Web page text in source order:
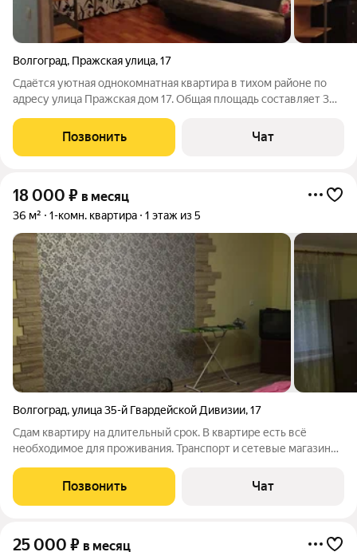
Волгоград, Пражская улица,17
Сдаётся уютная однокомнатная квартира в тихом районе по
адресу улица Пражская дом 17. Общая площадь составляет 30
построенного в 1964 году. Высота потолков 2.5 метра, а из
окон открывается вид
Позвонить Чат
18 000 ₽ в месяц
36 м² 1-комн. квартира 1 этаж из 5
Волгоград,улица 35-й Гвардейской Дивизии,17
Сдам квартиру на длительный срок. В квартире есть всё
необходимое для проживания. Транспорт и сетевые магазины
плюс вода, газ по счетчикам, отопление, тбо. Залог 15000 при
заселении ( можно
Позвонить Чат
25 000 ₽ в месяц